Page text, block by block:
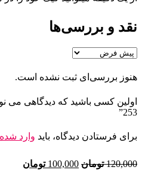
نقد و بررسی‌ها
هنوز بررسی‌ای ثبت نشده است.
اولین کسی باشید که دیدگاهی می
253”
برای فرستادن دیدگاه، باید وارد شده
120,000 تومان 100,000 تومان